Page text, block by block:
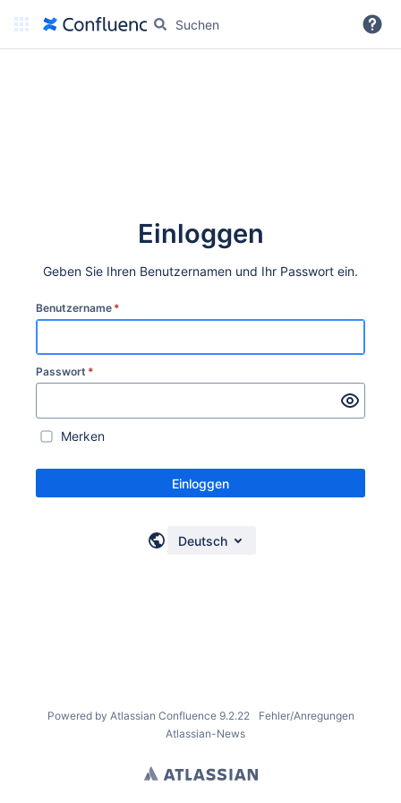
Weitere Informationen
Einloggen
Geben Sie Ihren Benutzernamen und Ihr Passwort ein.
Benutzername *
Passwort *
Merken
Einloggen
Deutsch
Powered by Atlassian Confluence 9.2.22
Fehler/Anregungen
Atlassian-News